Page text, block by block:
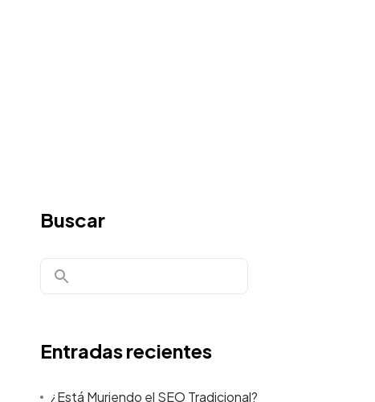
Buscar
Entradas recientes
¿Está Muriendo el SEO Tradicional?